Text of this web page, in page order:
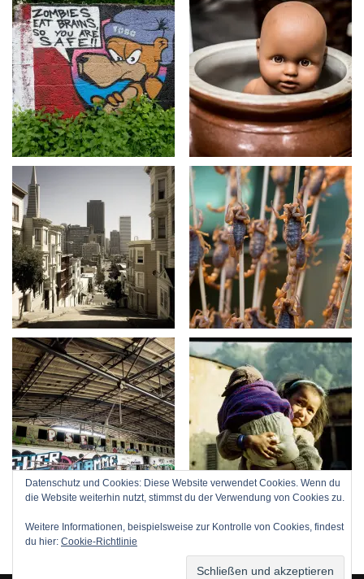
Datenschutz und Cookies: Diese Website verwendet Cookies. Wenn du
die Website weiterhin nutzt, stimmst du der Verwendung von Cookies zu.
Weitere Informationen, beispielsweise zur Kontrolle von Cookies, findest
du hier: Cookie-Richtlinie